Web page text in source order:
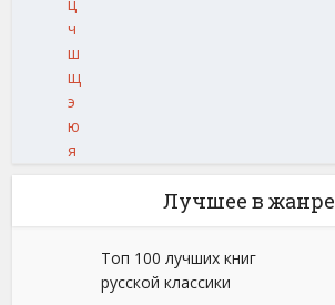
ч
ш
щ
э
ю
я
Лучшее в жанре
Топ 100 лучших книг
русской классики